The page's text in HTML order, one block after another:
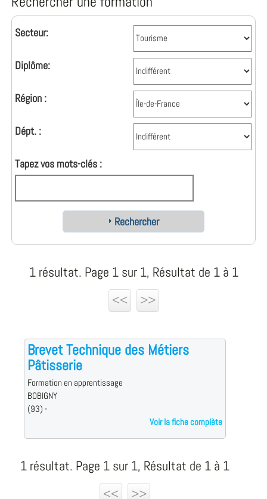
Secteur:
Diplôme:
Région :
Dépt. :
Tapez vos mots-clés :
Rechercher
1 résultat. Page 1 sur 1, Résultat de 1 à 1
<<
>>
Brevet Technique des Métiers
Pâtisserie
Formation en apprentissage
BOBIGNY
(93) -
Voir la fiche complète
1 résultat. Page 1 sur 1, Résultat de 1 à 1
<<
>>